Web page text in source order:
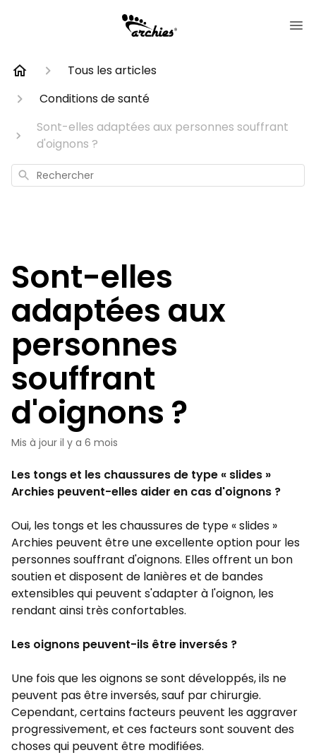
Tous les articles
Conditions de santé
Sont-elles adaptées aux personnes souffrant
d'oignons ?
Rechercher
Sont-elles
adaptées aux
personnes
souffrant
d'oignons ?
Mis à jour il y a 6 mois
Les tongs et les chaussures de type « slides »
Archies peuvent-elles aider en cas d'oignons ?
Oui, les tongs et les chaussures de type « slides »
Archies peuvent être une excellente option pour les
personnes souffrant d'oignons. Elles offrent un bon
soutien et disposent de lanières et de bandes
extensibles qui peuvent s'adapter à l'oignon, les
rendant ainsi très confortables.
Les oignons peuvent-ils être inversés ?
Une fois que les oignons se sont développés, ils ne
peuvent pas être inversés, sauf par chirurgie.
Cependant, certains facteurs peuvent les aggraver
progressivement, et ces facteurs sont souvent des
choses qui peuvent être modifiées.